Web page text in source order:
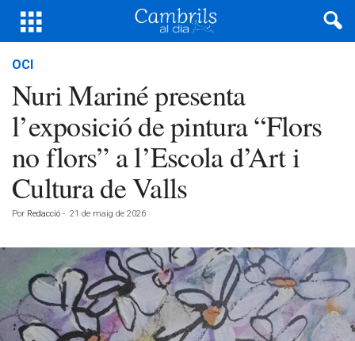
OCI
Nuri Mariné presenta
l’exposició de pintura “Flors
no flors” a l’Escola d’Art i
Cultura de Valls
Por Redacció - 21 de maig de 2026